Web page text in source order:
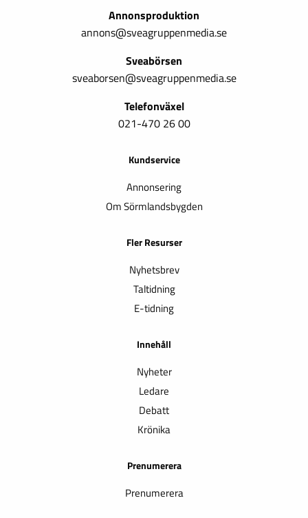
Annonsproduktion
annons@sveagruppenmedia.se
Sveabörsen
sveaborsen@sveagruppenmedia.se
Telefonväxel
021-470 26 00
Kundservice
Annonsering
Om Sörmlandsbygden
Fler Resurser
Nyhetsbrev
Taltidning
E-tidning
Innehåll
Nyheter
Ledare
Debatt
Krönika
Prenumerera
Prenumerera